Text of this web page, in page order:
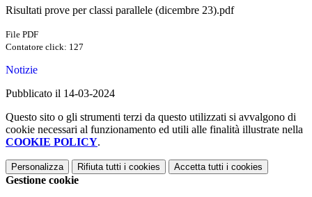
Risultati prove per classi parallele (dicembre 23).pdf
File PDF
Contatore click: 127
Notizie
Pubblicato il 14-03-2024
Questo sito o gli strumenti terzi da questo utilizzati si avvalgono di
cookie necessari al funzionamento ed utili alle finalità illustrate nella
COOKIE POLICY.
Personalizza Rifiuta tutti i cookies Accetta tutti i cookies
Gestione cookie